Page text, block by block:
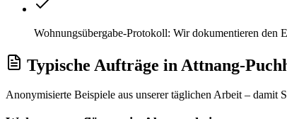
Wohnungsübergabe-Protokoll: Wir dokumentieren den
Typische Aufträge in Attnang-
Anonymisierte Beispiele aus unserer täglichen Arbeit – damit